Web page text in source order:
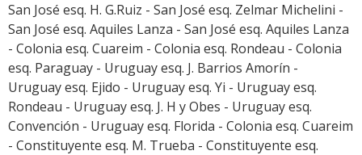
San José esq. H. G.Ruiz - San José esq. Zelmar Michelini -
San José esq. Aquiles Lanza - San José esq. Aquiles Lanza
- Colonia esq. Cuareim - Colonia esq. Rondeau - Colonia
esq. Paraguay - Uruguay esq. J. Barrios Amorín -
Uruguay esq. Ejido - Uruguay esq. Yi - Uruguay esq.
Rondeau - Uruguay esq. J. H y Obes - Uruguay esq.
Convención - Uruguay esq. Florida - Colonia esq. Cuareim
- Constituyente esq. M. Trueba - Constituyente esq.